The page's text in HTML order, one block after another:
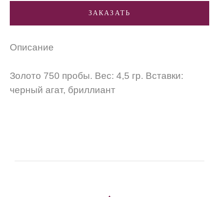
ЗАКАЗАТЬ
Описание
Золото 750 пробы. Вес: 4,5 гр. Вставки:
черный агат, бриллиант